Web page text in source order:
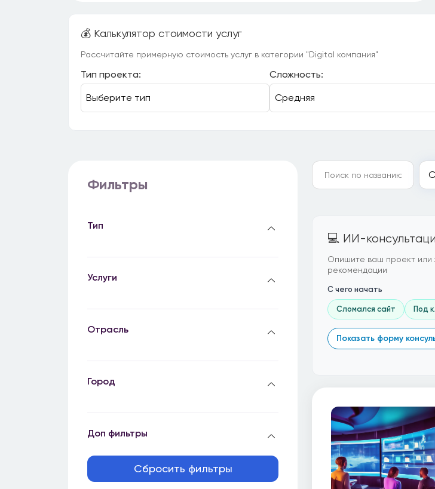
💰 Калькулятор стоимости услуг
Рассчитайте примерную стоимость услуг в категории "Digital компания"
Тип проекта: Сложность:
Фильтры
Тип
Услуги
Отрасль
Город
Доп фильтры
Сбросить фильтры
💻 ИИ-
Опишите ваш проект или
рекомендации
С чего начать
Сломался сайт Под
Показать форму